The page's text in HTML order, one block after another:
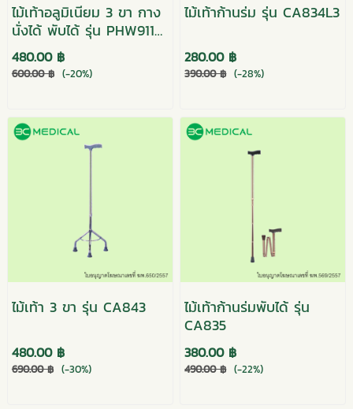
ไม้เท้าอลูมิเนียม 3 ขา กาง
นั่งได้ พับได้ รุ่น PHW911L-
A
480.00 ฿
600.00 ฿ (-20%)
ไม้เท้าก้านร่ม รุ่น CA834L3
280.00 ฿
390.00 ฿ (-28%)
ไม้เท้า 3 ขา รุ่น CA843
480.00 ฿
690.00 ฿ (-30%)
ไม้เท้าก้านร่มพับได้ รุ่น
CA835
380.00 ฿
490.00 ฿ (-22%)